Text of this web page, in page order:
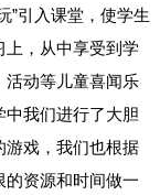
”引入课堂，使学生
上，从中享受到学
活动等儿童喜闻乐
中我们进行了大胆
游戏，我们也根据
的资源和时间做一